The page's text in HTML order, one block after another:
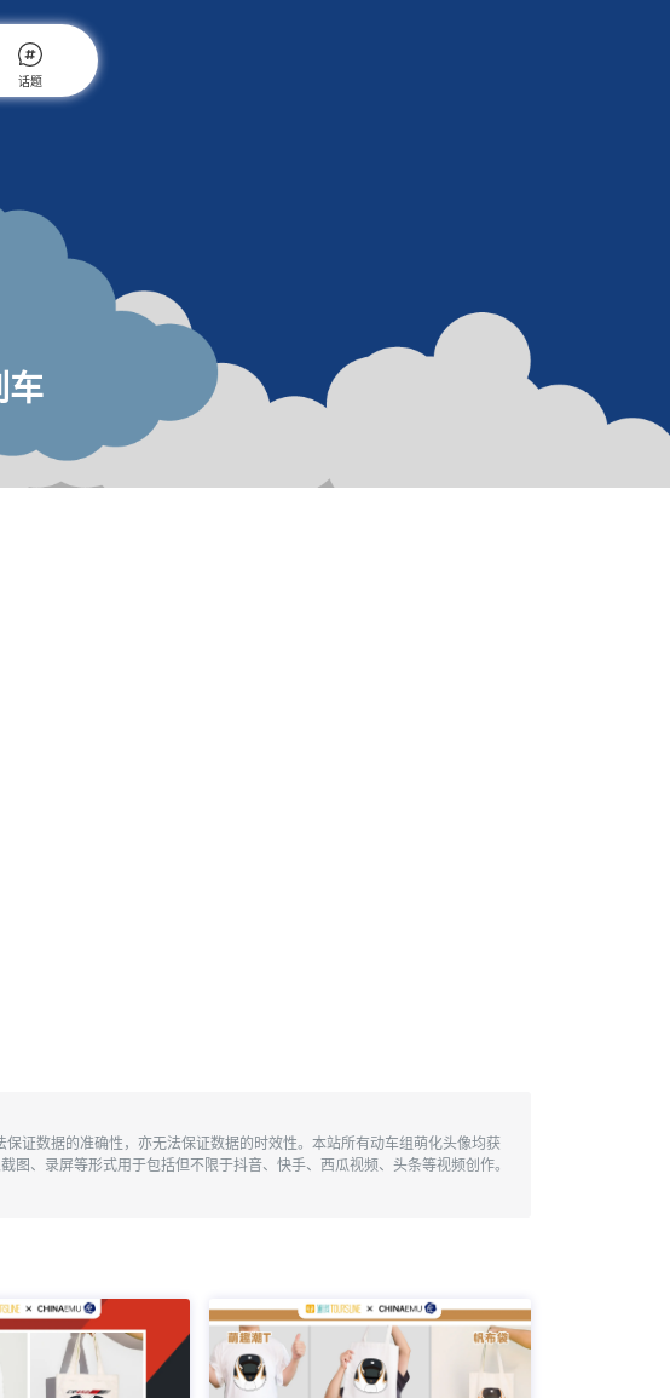
话题
车
证数据的准确性，亦无法保证数据的时效性。本站所有动车组萌化头像均获
、录屏等形式用于包括但不限于抖音、快手、西瓜视频、头条等视频创作。